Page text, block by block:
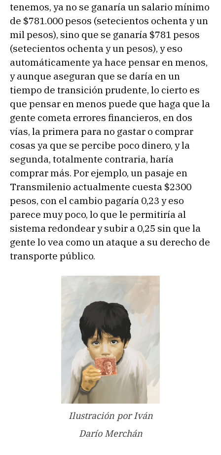
tenemos, ya no se ganaría un salario mínimo
de $781.000 pesos (setecientos ochenta y un
mil pesos), sino que se ganaría $781 pesos
(setecientos ochenta y un pesos), y eso
automáticamente ya hace pensar en menos,
y aunque aseguran que se daría en un
tiempo de transición prudente, lo cierto es
que pensar en menos puede que haga que la
gente cometa errores financieros, en dos
vías, la primera para no gastar o comprar
cosas ya que se percibe poco dinero, y la
segunda, totalmente contraria, haría
comprar más. Por ejemplo, un pasaje en
Transmilenio actualmente cuesta $2300
pesos, con el cambio pagaría 0,23 y eso
parece muy poco, lo que le permitiría al
sistema redondear y subir a 0,25 sin que la
gente lo vea como un ataque a su derecho de
transporte público.
Ilustración por Iván
Darío Merchán